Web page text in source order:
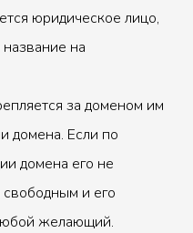
юридическое лицо,
на
за доменом им
домена. Если по
домена его не
свободным и его
желающий.